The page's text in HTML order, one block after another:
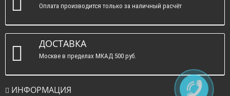
Оплата производится только за наличный расчёт
ДОСТАВКА
Москве в пределах МКАД 500 руб.
ИНФОРМАЦИЯ